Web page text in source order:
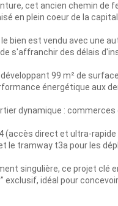
cet ancien chemin
en plein coeur de la
bien est vendu avec une
s'affranchir des délais
99 m² de
énergétique aux
dynamique :
(accès direct et ultra-
le tramway t3a pour les
singulière, ce projet clé
idéal pour